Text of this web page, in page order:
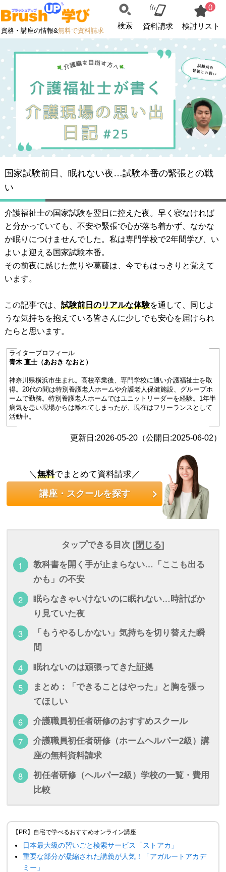
資格・講座の情報&無料で資料請求
検索 資料請求
0
検討リスト
国家試験前日、眠れない夜…試験本番の緊張との戦
い
介護福祉士の国家試験を翌日に控えた夜。早く寝なければ
と分かっていても、不安や緊張で心が落ち着かず、なかな
か眠りにつけませんでした。私は専門学校で2年間学び、い
よいよ迎える国家試験本番。
その前夜に感じた焦りや葛藤は、今でもはっきりと覚えて
います。
この記事では、 試験前日のリアルな体験を通して、同じよ
うな気持ちを抱えている皆さんに少しでも安心を届けられ
たらと思います。
ライタープロフィール
青木 直士（あおき なおと）
神奈川県横浜市生まれ。高校卒業後、専門学校に通い介護福祉士を取
得。20代の間は特別養護老人ホームや介護老人保健施設、グループホ
ームで勤務。特別養護老人ホームではユニットリーダーを経験。1年半
病気を患い現場からは離れてしまったが、現在はフリーランスとして
活動中。
更新日:2026-05-20（公開日:2025-06-02）
＼無料でまとめて資料請求／
講座・スクールを探す
タップできる目次 [閉じる]
教科書を開く手が止まらない…「ここも出る
かも」の不安
眠らなきゃいけないのに眠れない…時計ばか
り見ていた夜
「もうやるしかない」気持ちを切り替えた瞬
間
眠れないのは頑張ってきた証拠
まとめ：「できることはやった」と胸を張っ
てほしい
介護職員初任者研修のおすすめスクール
介護職員初任者研修（ホームヘルパー2級）講
座の無料資料請求
初任者研修（ヘルパー2級）学校の一覧・費用
比較
【PR】自宅で学べるおすすめオンライン講座
日本最大級の習いごと検索サービス「ストアカ」
重要な部分が凝縮された講義が人気！「アガルートアカデ
ミー」